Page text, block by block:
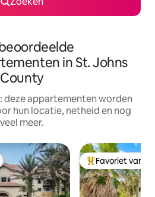
in St. Johns
County
deze appartementen worden
hun locatie, netheid en nog
veel meer.
Topfavoriet van
Favoriet van